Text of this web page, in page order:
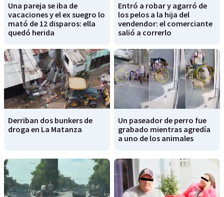
Una pareja se iba de
vacaciones y el ex suegro lo
mató de 12 disparos: ella
quedó herida
Entró a robar y agarró de
los pelos a la hija del
vendendor: el comerciante
salió a correrlo
Derriban dos bunkers de
droga en La Matanza
Un paseador de perro fue
grabado mientras agredía
a uno de los animales